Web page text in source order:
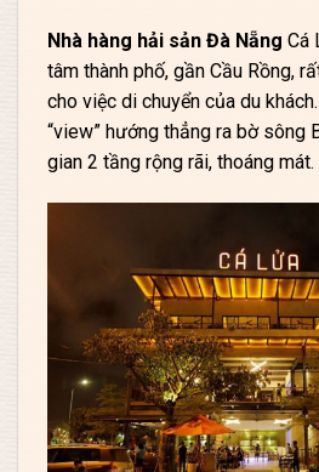
Nhà hàng hải sản Đà Nẵng Cá
tâm thành phố, gần Cầu Rồng,
cho việc di chuyển của du
“view” hướng thẳng ra bờ sông
gian 2 tầng rộng rãi, thoáng mát.